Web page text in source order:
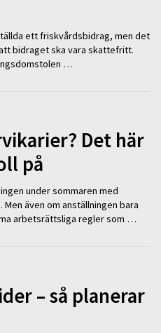
ett friskvårdsbidrag, men det
bidraget ska vara skattefritt.
…
Det här
på
under sommaren med
även om anställningen bara
arbetsrättsliga regler som …
– så planerar